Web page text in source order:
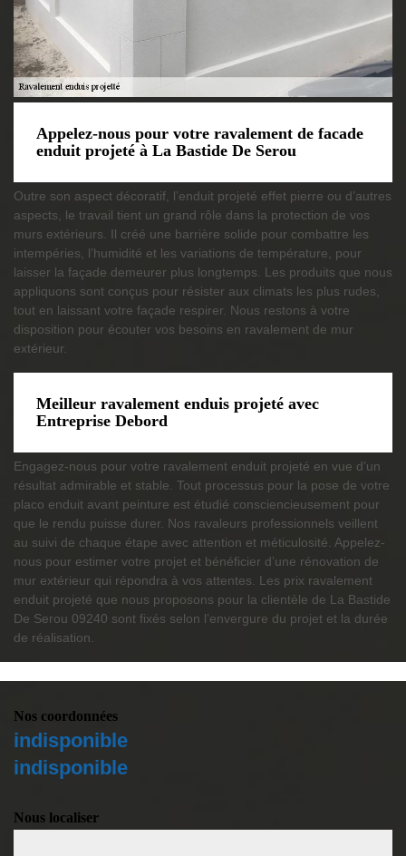
Appelez-nous pour votre ravalement de facade
enduit projeté à La Bastide De Serou
Outre son aspect décoratif, l’enduit projeté effet pierre ou d’autres
aspects, le travail tient un grand rôle dans la protection de vos
murs extérieurs. Il créé une barrière solide pour combattre les
intempéries, l’humidité et les variations de température, pour
laisser la façade demeurer plus longtemps. Les produits que nous
appliquons sont conçus pour résister aux climats les plus rudes,
tout en laissant votre façade respirer. Nous restons à votre
disposition pour écouter vos besoins en ravalement de mur
extérieur.
Meilleur ravalement enduis projeté avec
Entreprise Debord
Engagez-nous pour votre ravalement enduit projeté en vue d’un
résultat admirable et stable. Tout processus pour la pose de votre
placo enduit avant peinture est étudié consciencieusement pour
que le rendu puisse durer. Nos ravaleurs professionnels veillent
au suivi de chaque étape avec attention et méticulosité. Appelez-
nous pour estimer votre projet et bénéficier d’une rénovation de
mur extérieur qui répondra à vos attentes. Les prix ravalement
enduit projeté que nous proposons pour la clientèle de La Bastide
De Serou 09240 sont fixés selon l’envergure du projet et la durée
de réalisation.
Nos coordonnées
indisponible
indisponible
Nous localiser